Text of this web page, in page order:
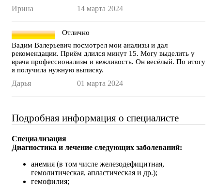
Ирина 14 марта 2024
Отлично
Вадим Валерьевич посмотрел мои анализы и дал
рекомендации. Приём длился минут 15. Могу выделить у
врача профессионализм и вежливость. Он весёлый. По итогу
я получила нужную выписку.
Дарья 01 марта 2024
Подробная информация о специалисте
Специализация
Диагностика и лечение следующих заболеваний:
анемия (в том числе железодефицитная,
гемолитическая, апластическая и др.);
гемофилия;